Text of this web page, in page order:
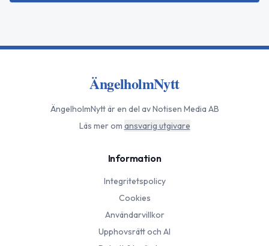
ÄngelholmNytt
ÄngelholmNyttär en del av Notisen Media AB
Läs mer om ansvarig utgivare
Information
Integritetspolicy
Cookies
Användarvillkor
Upphovsrätt och AI